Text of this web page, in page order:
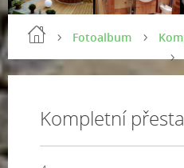
Fotoalbum
Kompletní